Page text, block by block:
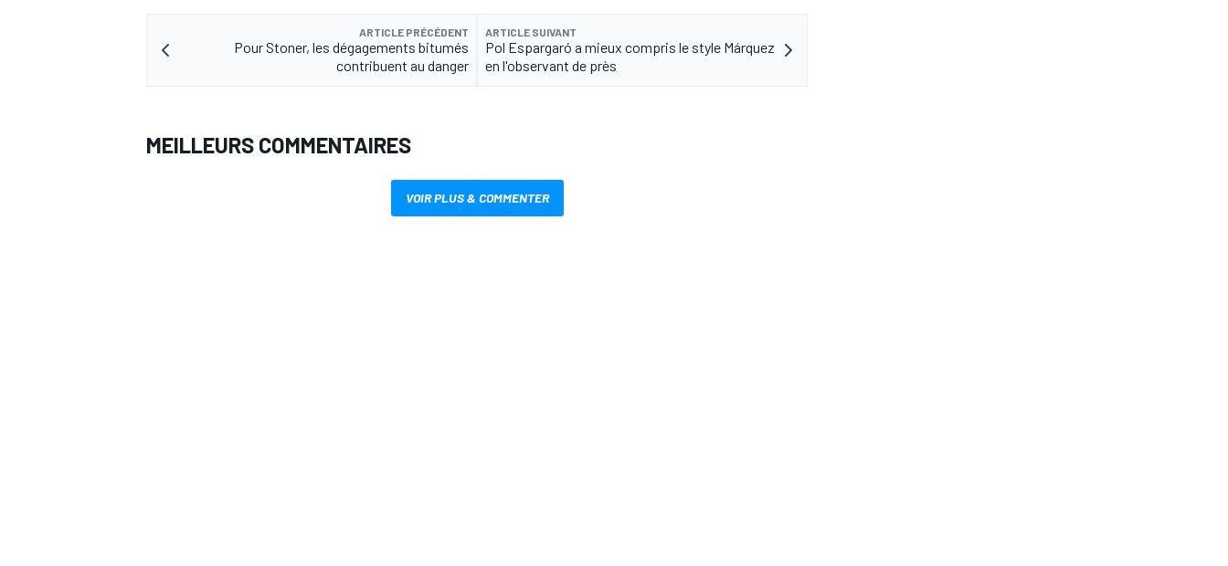
ARTICLE PRÉCÉDENT
Pour Stoner, les dégagements bitumés
contribuent au danger
ARTICLE SUIVANT
Pol Espargaró a mieux compris le style Márquez
en l'observant de près
MEILLEURS COMMENTAIRES
VOIR PLUS & COMMENTER